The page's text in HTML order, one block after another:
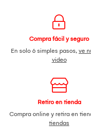
Compra fácil y seguro
En solo 6 simples pasos, ve
video
Retiro en tienda
Compra online y retira en
tiendas